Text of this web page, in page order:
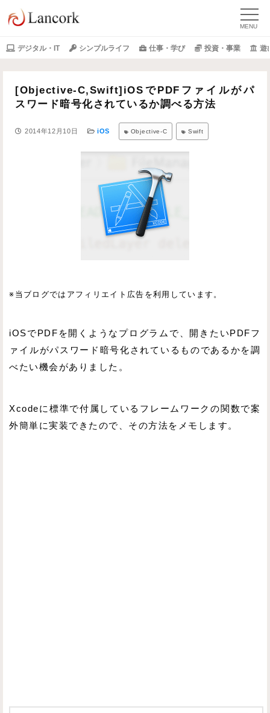
デジタル・IT シンプルライフ 仕事・学び 投資・事業 遊
[Objective-C,Swift]iOSでPDFファイルがパ
スワード暗号化されているか調べる方法
2014年12月10日 iOS Objective-C Swift
※当ブログではアフィリエイト広告を利用しています。
iOSでPDFを開くようなプログラムで、開きたいPDFフ
ァイルがパスワード暗号化されているものであるかを調
べたい機会がありました。
Xcodeに標準で付属しているフレームワークの関数で案
外簡単に実装できたので、その方法をメモします。